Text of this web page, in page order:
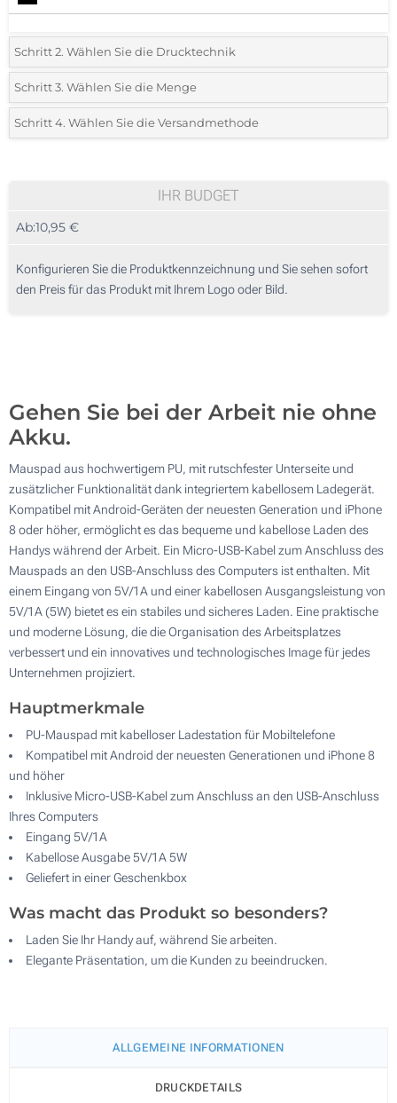
Schritt 2. Wählen Sie die Drucktechnik
*Wählen Sie die Druck- und Farbtechniken für Ihr Logo:
1 Farbig (Oberseite)
Ohne Werbedruck
Schritt 3. Wählen Sie die Menge
*Bitte wählen Sie Ihre gewünschte Menge
10
50
Schritt 4. Wählen Sie die Versandmethode
IHR BUDGET
Ab:10,95 €
Konfigurieren Sie die Produktkennzeichnung und Sie sehen sofort
den Preis für das Produkt mit Ihrem Logo oder Bild.
Gehen Sie bei der Arbeit nie ohne
Akku.
Mauspad aus hochwertigem PU, mit rutschfester Unterseite und
zusätzlicher Funktionalität dank integriertem kabellosem Ladegerät.
Kompatibel mit Android-Geräten der neuesten Generation und iPhone
8 oder höher, ermöglicht es das bequeme und kabellose Laden des
Handys während der Arbeit. Ein Micro-USB-Kabel zum Anschluss des
Mauspads an den USB-Anschluss des Computers ist enthalten. Mit
einem Eingang von 5V/1A und einer kabellosen Ausgangsleistung von
5V/1A (5W) bietet es ein stabiles und sicheres Laden. Eine praktische
und moderne Lösung, die die Organisation des Arbeitsplatzes
verbessert und ein innovatives und technologisches Image für jedes
Unternehmen projiziert.
Hauptmerkmale
PU-Mauspad mit kabelloser Ladestation für Mobiltelefone
Kompatibel mit Android der neuesten Generationen und iPhone 8
und höher
Inklusive Micro-USB-Kabel zum Anschluss an den USB-Anschluss
Ihres Computers
Eingang 5V/1A
Kabellose Ausgabe 5V/1A 5W
Geliefert in einer Geschenkbox
Was macht das Produkt so besonders?
Laden Sie Ihr Handy auf, während Sie arbeiten.
Elegante Präsentation, um die Kunden zu beeindrucken.
ALLGEMEINE INFORMATIONEN
DRUCKDETAILS